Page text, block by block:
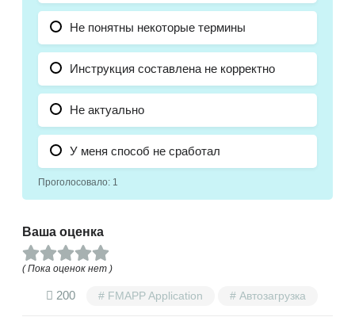
Не понятны некоторые термины
Инструкция составлена не корректно
Не актуально
У меня способ не сработал
Проголосовало: 1
Ваша оценка
( Пока оценок нет )
200 FMAPP Application Автозагрузка